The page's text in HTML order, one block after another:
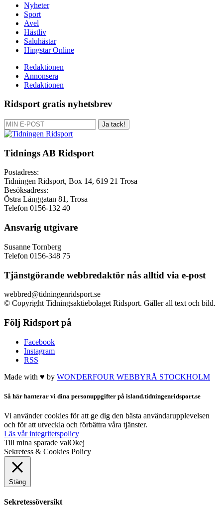
Nyheter
Sport
Avel
Hästliv
Saluhästar
Hingstar Online
Redaktionen
Annonsera
Redaktionen
Ridsport gratis nyhetsbrev
Ja tack!
Tidnings AB Ridsport
Postadress:
Tidningen Ridsport, Box 14, 619 21 Trosa
Besöksadress:
Östra Långgatan 81, Trosa
Telefon 0156-132 40
Ansvarig utgivare
Susanne Tornberg
Telefon 0156-348 75
Tjänstgörande webbredaktör nås alltid via e-post
webbred@tidningenridsport.se
© Copyright Tidningsaktiebolaget Ridsport. Gäller all text och bild.
Följ Ridsport på
Facebook
Instagram
RSS
Made with ♥ by WONDERFOUR WEBBYRÅ STOCKHOLM
Så här hanterar vi dina personuppgifter på island.tidningenridsport.se
Vi använder cookies för att ge dig den bästa användarupplevelsen
och för att utveckla och förbättra våra tjänster.
Läs vår integritetspolicy
Till mina sparade valOkej
Sekretess & Cookies Policy
Stäng
Sekretessöversikt